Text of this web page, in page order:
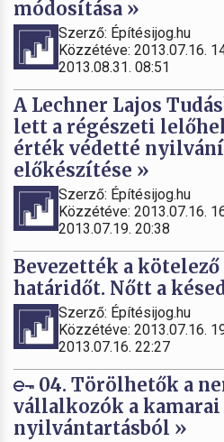
módosítása »
Szerző: Építésijog.hu
Közzétéve: 2013.07.16.
2013.08.31. 08:51
A Lechner Lajos
lett a régészeti
érték védetté
előkészítése »
Szerző: Építésijog.hu
Közzétéve: 2013.07.16.
2013.07.19. 20:38
Bevezették a
határidőt. Nőtt a
Szerző: Építésijog.hu
Közzétéve: 2013.07.16.
2013.07.16. 22:27
04. Törölhetők a
vállalkozók a kamarai
nyilvántartásból »